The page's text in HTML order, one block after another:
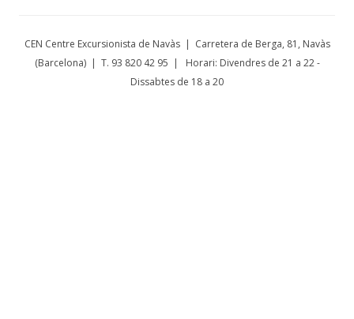
CEN Centre Excursionista de Navàs | Carretera de Berga, 81, Navàs
(Barcelona) | T. 93 820 42 95 | Horari: Divendres de 21 a 22 -
Dissabtes de 18 a 20